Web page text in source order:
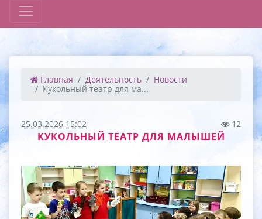
Главная Деятельность
Новости
Кукольный театр для ма...
25.03.2026 15:02 12
КУКОЛЬНЫЙ ТЕАТР ДЛЯ МАЛЫШЕЙ